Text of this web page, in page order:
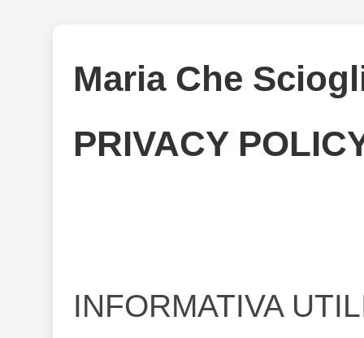
Maria Che
PRIVACY
INFORMATIVA